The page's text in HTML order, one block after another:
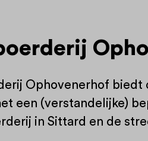
Ophovenerhof biedt
een (verstandelijke)
in Sittard en de